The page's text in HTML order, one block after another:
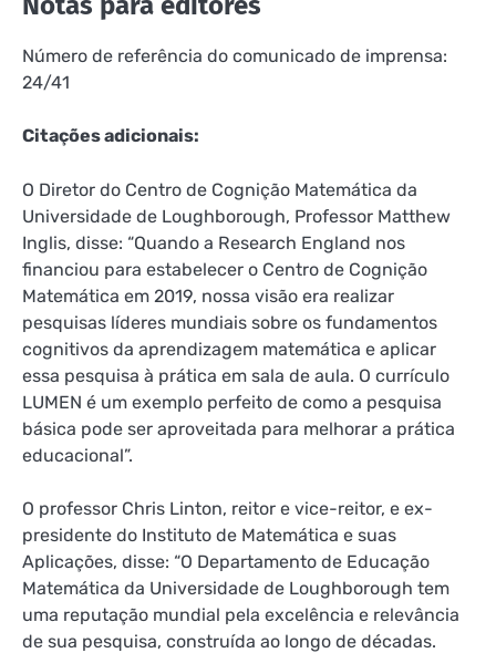
Número de referência do comunicado de imprensa:
24/41
Citações adicionais:
O Diretor do Centro de Cognição Matemática da
Universidade de Loughborough, Professor Matthew
Inglis, disse: “Quando a Research England nos
financiou para estabelecer o Centro de Cognição
Matemática em 2019, nossa visão era realizar
pesquisas líderes mundiais sobre os fundamentos
cognitivos da aprendizagem matemática e aplicar
essa pesquisa à prática em sala de aula. O currículo
LUMEN é um exemplo perfeito de como a pesquisa
básica pode ser aproveitada para melhorar a prática
educacional”.
O professor Chris Linton, reitor e vice-reitor, e ex-
presidente do Instituto de Matemática e suas
Aplicações, disse: “O Departamento de Educação
Matemática da Universidade de Loughborough tem
uma reputação mundial pela excelência e relevância
de sua pesquisa, construída ao longo de décadas.